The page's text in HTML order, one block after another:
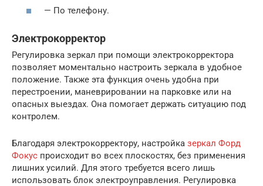
— По телефону.
Электрокорректор
Регулировка зеркал при помощи электрокорректора
позволяет моментально настроить зеркала в удобное
положение. Также эта функция очень удобна при
перестроении, маневрировании на парковке или на
опасных выездах. Она помогает держать ситуацию под
контролем.
Благодаря электрокорректору, настройка зеркал Форд
Фокус происходит во всех плоскостях, без применения
лишних усилий. Для этого требуется всего лишь
использовать блок электроуправления. Регулировка